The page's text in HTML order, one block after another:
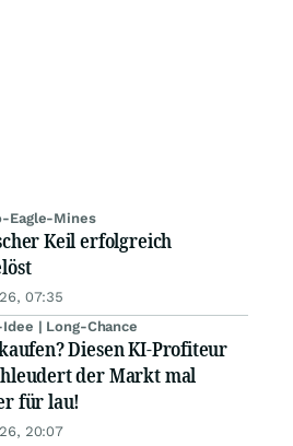
Eagle-Mines
Keil erfolgreich
07:35
| Long-Chance
Diesen KI-Profiteur
der Markt mal
für lau!
20:07